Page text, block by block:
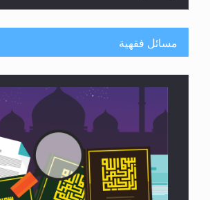
في شعر المسيح الموعود عليه السلام.....
مسائل فقهية